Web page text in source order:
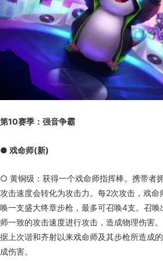
第10赛季：强音争霸
● 戏命师(新)
○ 黄铜级：获得一个戏命师指挥棒。携带者
攻击速度会转化为攻击力。每2次攻击，戏命
唤一支盛大终章步枪，最多可召唤4支。召
师一致的攻击速度进行攻击，造成物理伤害
据上次谐和齐射以来戏命师及其步枪所造成
成伤害。